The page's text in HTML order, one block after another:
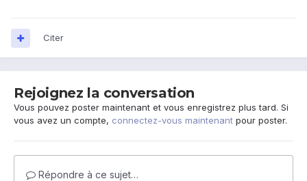
Citer
Rejoignez la conversation
Vous pouvez poster maintenant et vous enregistrez plus tard. Si
vous avez un compte, connectez-vous maintenant pour poster.
Répondre à ce sujet…